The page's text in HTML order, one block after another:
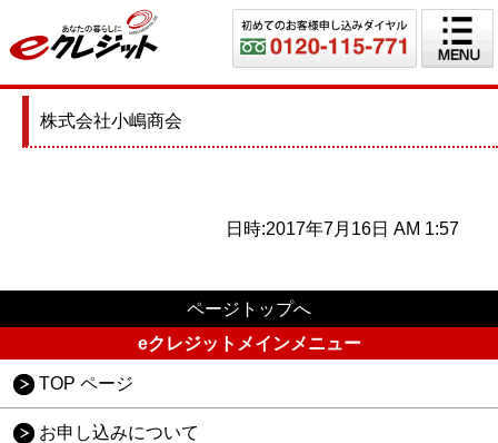
株式会社小嶋商会
日時:2017年7月16日 AM 1:57
ページトップへ
eクレジットメインメニュー
TOP ページ
お申し込みについて